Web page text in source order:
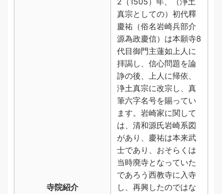
寺院紹介
真宗としての）初代釋
慶祐（俗名岩崎兵部介
源為政慶信）は本願寺8
代目御門主蓮如上人に
拝謁し、信心問題を論
諍の後、上人に帰依、
浄土真宗に改宗し、真
筆六字名号を賜ってい
ます。岩崎家に関して
は、清和源氏岩崎系図
があり、慶祐は本来武
士であり、おそらくは
当時廃寺となっていた
であろう西教寺に入寺
し、再興したのではな